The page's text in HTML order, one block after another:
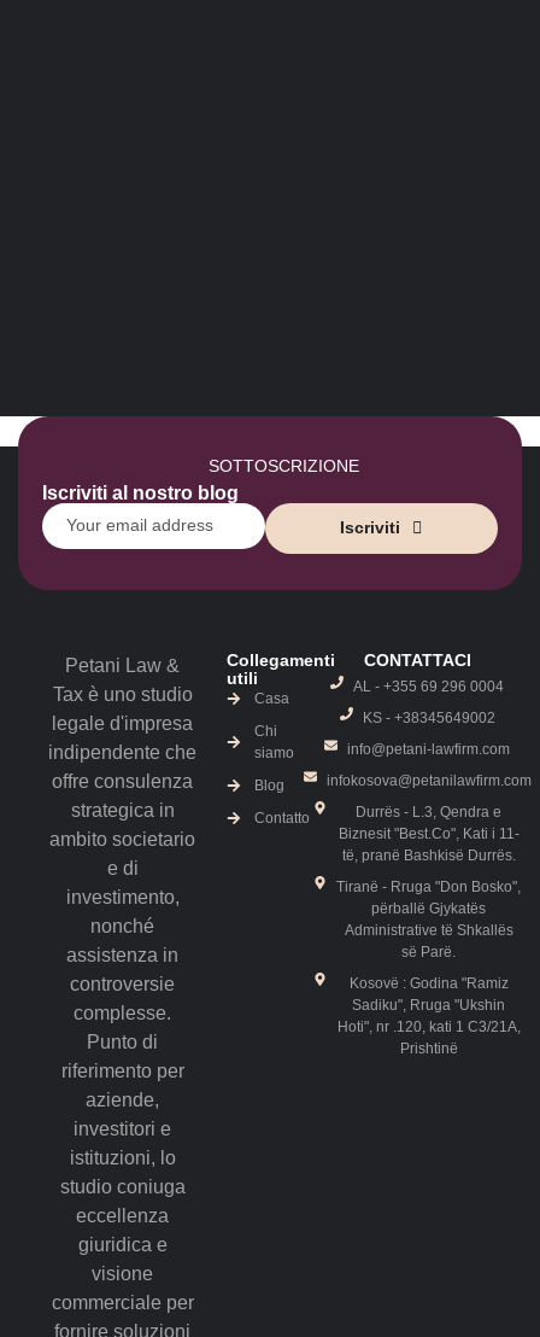
SOTTOSCRIZIONE
Iscriviti al nostro blog
Iscriviti
Petani Law &
Tax è uno studio
legale d'impresa
indipendente che
offre consulenza
strategica in
ambito societario
e di
investimento,
nonché
assistenza in
controversie
complesse.
Punto di
riferimento per
aziende,
investitori e
istituzioni, lo
studio coniuga
eccellenza
giuridica e
visione
commerciale per
fornire soluzioni
Collegamenti
utili
Casa
Chi
siamo
Blog
Contatto
CONTATTACI
AL - +355 69 296 0004
KS - ‎+38345649002
info@petani-lawfirm.com
infokosova@petanilawfirm.com
Durrës - L.3, Qendra e
Biznesit "Best.Co", Kati i 11-
të, pranë Bashkisë Durrës.
Tiranë - Rruga "Don Bosko",
përballë Gjykatës
Administrative të Shkallës
së Parë.
Kosovë : Godina "Ramiz
Sadiku", Rruga "Ukshin
Hoti", nr .120, kati 1 C3/21A,
Prishtinë